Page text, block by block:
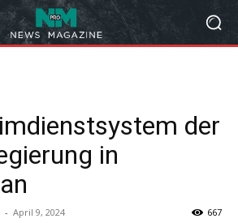
der
in
- April 9, 2024 667